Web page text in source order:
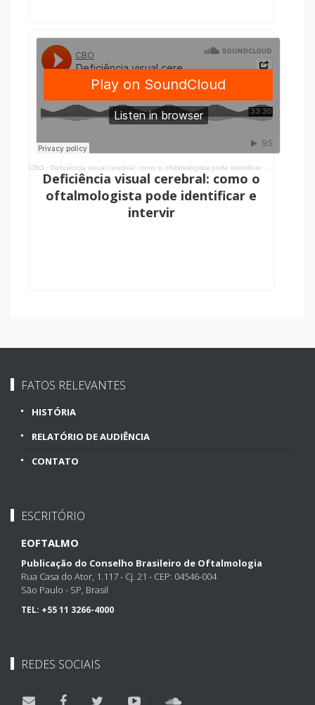
CBO · Deficiência visual cerebral: como o oftalmologista pode identificar e intervir
Deficiência visual cerebral: como o
oftalmologista pode identificar e
intervir
FATOS RELEVANTES
HISTÓRIA
RELATÓRIO DE AUDIÊNCIA
CONTATO
ESCRITÓRIO
EOFTALMO
Publicação do Conselho Brasileiro de Oftalmologia
Rua Casa do Ator, 1.117 - Cj. 21 - CEP: 04546-004
São Paulo - SP, Brasil
TEL: +55 11 3266-4000
REDES SOCIAIS